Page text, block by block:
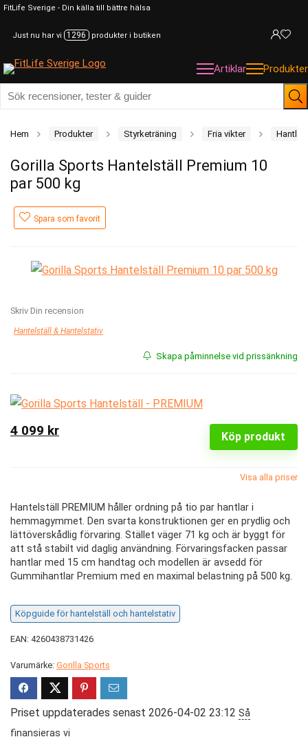
FitLife Sverige - Din källa till bättre hälsa
Just nu har vi 1296 produkter i butiken
Artiklar Produkter
Hem Produkter Styrketräning Fria vikter Hantlar
Gorilla Sports Hantelställ Premium 10
par 500 kg
Spara som favorit
Skriv Din recension
Hantelställ & Hantelstativ
Skapa påminnelse vid prissänkning
Köp produkt
4 099 kr
Visa alla priser
Hantelställ PREMIUM håller ordning på tio par hantlar i
hemmagymmet. Den svarta konstruktionen ger en prydlig och
lättöverskådlig förvaring. Stället väger 71 kg och är byggt för
att stå stabilt vid daglig användning. Förvaringsfacken passar
hantlar med 15 cm handtag och modellen är avsedd för
Gummihantlar Premium med en maximal belastning på 500 kg.
Köpguide för hantelställ och hantelstativ
EAN: 4260438731426
Varumärke: Gorilla Sports
Priset uppdaterades senast 2026-04-02 23:12 Så
finansieras vi